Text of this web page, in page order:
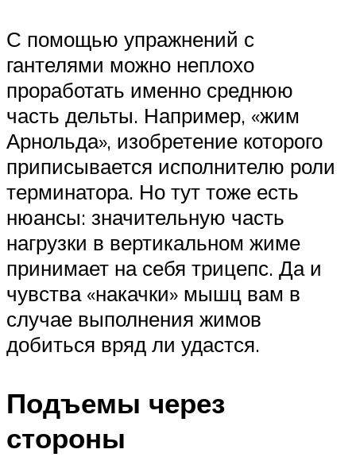
С помощью упражнений с
гантелями можно неплохо
проработать именно среднюю
часть дельты. Например, «жим
Арнольда», изобретение которого
приписывается исполнителю роли
терминатора. Но тут тоже есть
нюансы: значительную часть
нагрузки в вертикальном жиме
принимает на себя трицепс. Да и
чувства «накачки» мышц вам в
случае выполнения жимов
добиться вряд ли удастся.
Подъемы через
стороны